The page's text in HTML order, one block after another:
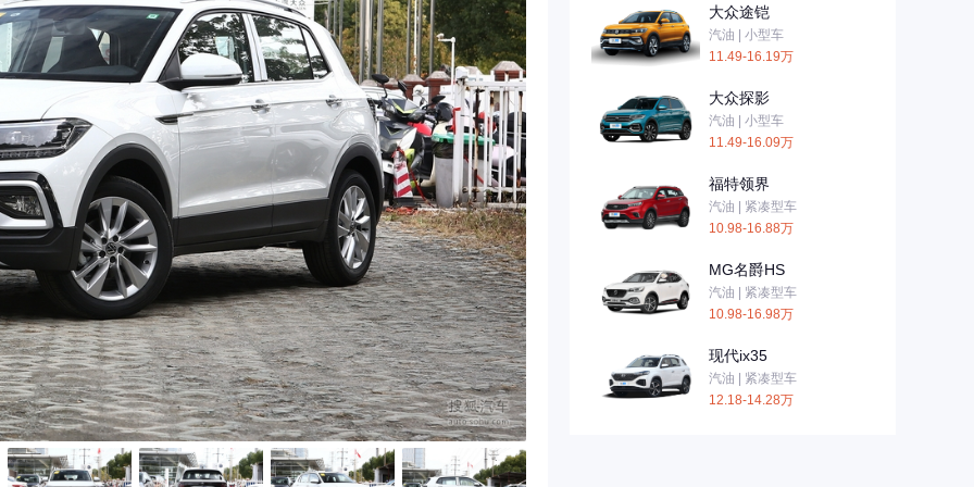
大众途铠
汽油 | 小型车
11.49-16.19万
大众探影
汽油 | 小型车
11.49-16.09万
福特领界
汽油 | 紧凑型车
10.98-16.88万
MG名爵HS
汽油 | 紧凑型车
10.98-16.98万
现代ix35
汽油 | 紧凑型车
12.18-14.28万